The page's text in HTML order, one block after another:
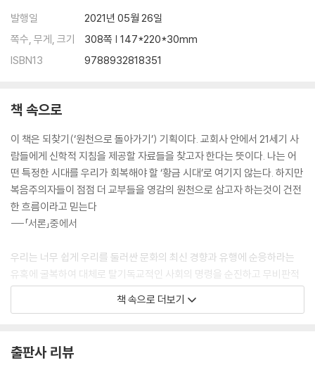
발행일
2021년 05월 26일
쪽수, 무게, 크기
308쪽 | 147*220*30mm
ISBN13
9788932818351
책 속으로
이 책은 되찾기(‘원천으로 돌아가기’) 기획이다. 교회사 안에서 21세기 사
람들에게 신학적 지침을 제공할 자료들을 찾고자 한다는 뜻이다. 나는 어
떤 특정한 시대를 우리가 회복해야 할 ‘황금 시대’로 여기지 않는다. 하지만
복음주의자들이 점점 더 교부들을 영감의 원천으로 삼고자 하는것이 건전
한 흐름이라고 믿는다
---「서론」중에서
우리는 너무 쉽게 우리를 둘러싼 문화의 최신 경향과 유행에 순응하라는
유혹에 굴복하여 대체로 탈기독교적인 사회의 명령을 순진하고 무비판적
으로 받아들이는 경우가 많다. 기독교의 과거에 대한 세속적 비판이든, 우
리가 받아들이게 된 정치적 올바름의 의제든, 우리의 도덕적 헌신의 중추
다.
책 속으로 더보기
출판사 리뷰